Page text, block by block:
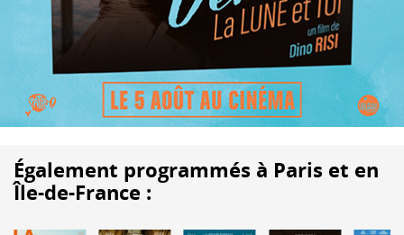
Également programmés à Paris et en
Île-de-France :